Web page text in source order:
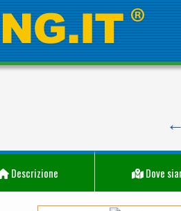
Descrizione Dove